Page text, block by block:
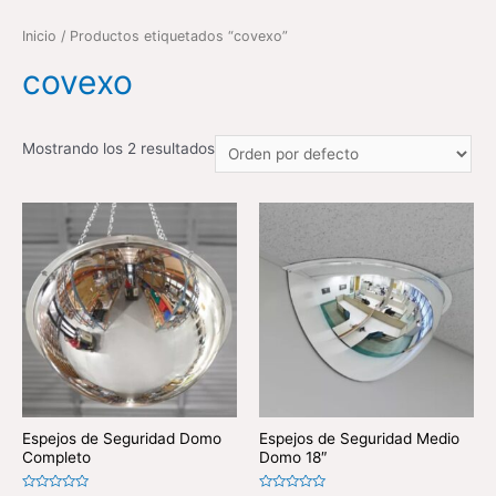
Inicio / Productos etiquetados “covexo”
covexo
Mostrando los 2 resultados
Espejos de Seguridad Domo
Completo
Espejos de Seguridad Medio
Domo 18″